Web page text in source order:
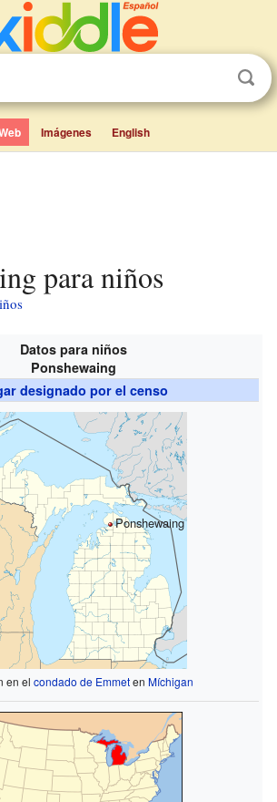
Imágenes English
para niños
Datos para niños
Ponshewaing
designado por el censo
Ponshewaing
en el condado de Emmeten Míchigan